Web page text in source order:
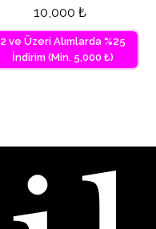
10,000 ₺
2 ve Üzeri Alımlarda %25
İndirim (Min. 5,000 ₺)